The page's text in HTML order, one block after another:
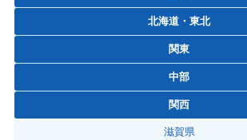
北海道・東北
関東
中部
関西
滋賀県